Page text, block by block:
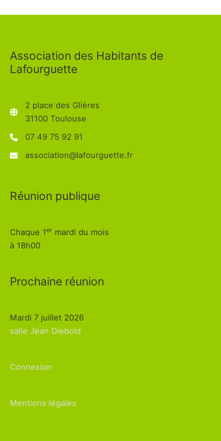
Association des Habitants de
Lafourguette
2 place des Glières
31100 Toulouse
07 49 75 92 91
association@lafourguette.fr
Réunion publique
Chaque 1er mardi du mois
à 18h00
Prochaine réunion
Mardi 7 juillet 2026
salle Jean Diebold
Connexion
Mentions légales